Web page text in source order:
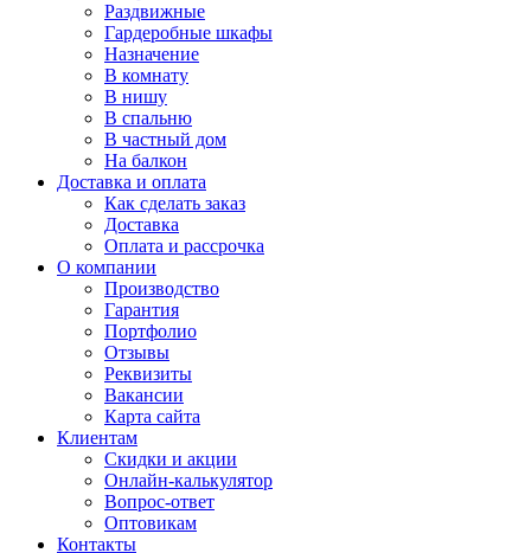
Раздвижные
Гардеробные шкафы
Назначение
В комнату
В нишу
В спальню
В частный дом
На балкон
Доставка и оплата
Как сделать заказ
Доставка
Оплата и рассрочка
О компании
Производство
Гарантия
Портфолио
Отзывы
Реквизиты
Вакансии
Карта сайта
Клиентам
Скидки и акции
Онлайн-калькулятор
Вопрос-ответ
Оптовикам
Контакты